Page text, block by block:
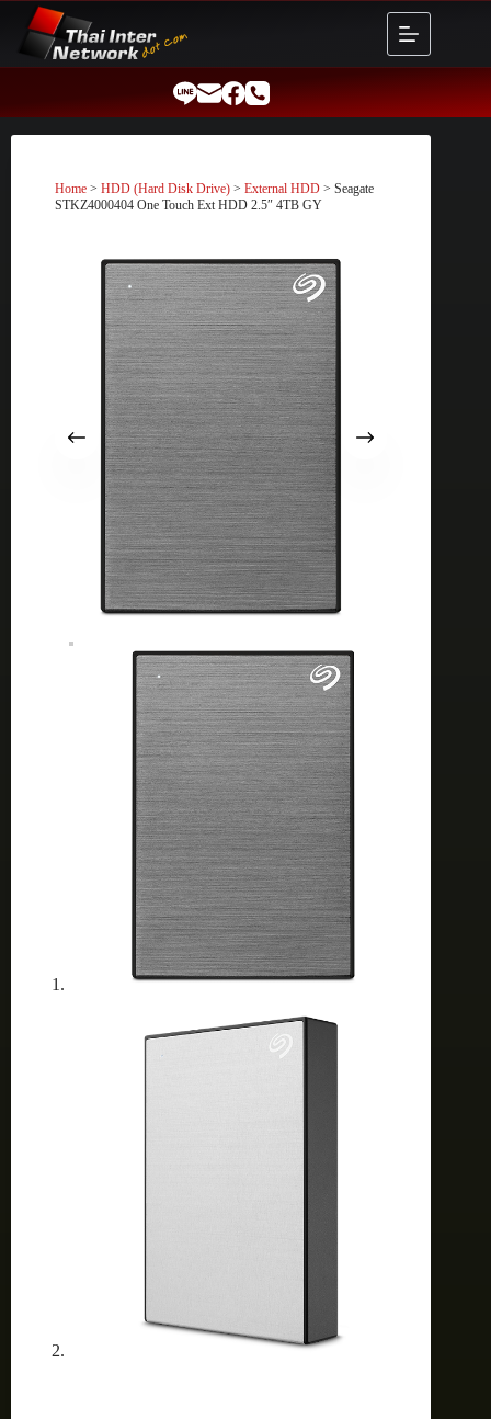
content
Home > HDD (Hard Disk Drive) > External HDD > Seagate
STKZ4000404 One Touch Ext HDD 2.5″ 4TB GY